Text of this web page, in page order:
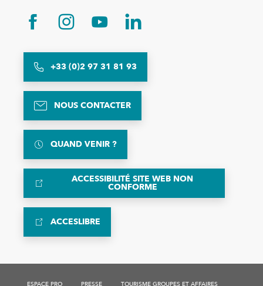
+33 (0)2 97 31 81 93
NOUS CONTACTER
QUAND VENIR ?
ACCESSIBILITÉ SITE WEB NON
CONFORME
ACCESLIBRE